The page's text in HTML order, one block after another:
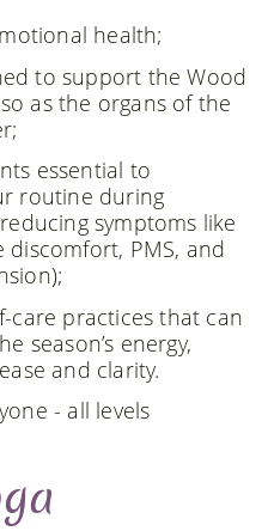
health;
to support the Wood
as the organs of the
essential to
routine during
symptoms like
discomfort, PMS, and
care practices that can
season’s energy,
and clarity.
- all levels